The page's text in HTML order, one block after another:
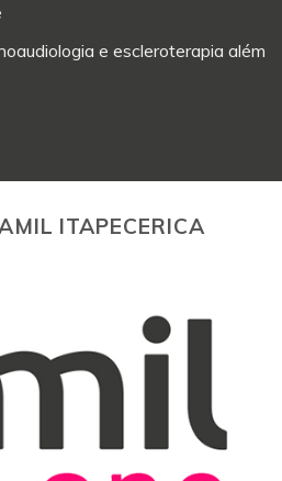
e escleroterapia além
ITAPECERICA